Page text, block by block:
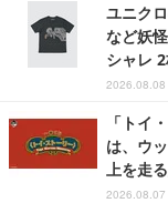
ユニク
など妖
シャレ
「トイ
は、ウ
上を走
2026.08.07